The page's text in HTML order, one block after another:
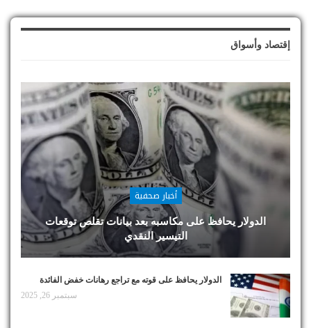
إقتصاد وأسواق
أخبار صحفية
الدولار يحافظ على مكاسبه بعد بيانات تقلص توقعات
التيسير النقدي
الدولار يحافظ على قوته مع تراجع رهانات خفض الفائدة
سبتمبر 26, 2025